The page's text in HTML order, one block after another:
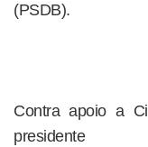
(PSDB).
Contra apoio a
presidente